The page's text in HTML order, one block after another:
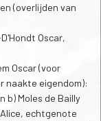
(overlijden van
Oscar,
Oscar (voor
naakte eigendom):
b) Moles de Bailly
echtgenote